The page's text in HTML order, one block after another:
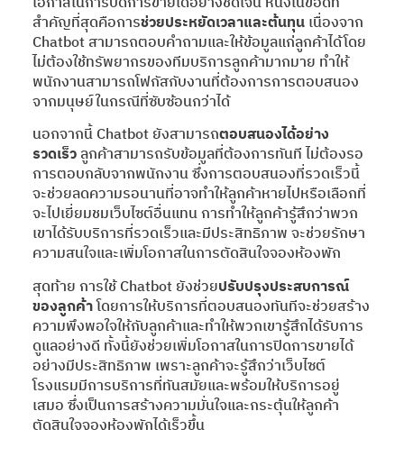
สำคัญที่สุดคือการช่วยประหยัดเวลาและต้นทุนเนื่องจาก
Chatbot สามารถตอบคำถามและให้ข้อมูลแก่ลูกค้าได้โดย
ไม่ต้องใช้ทรัพยากรของทีมบริการลูกค้ามากมาย ทำให้
พนักงานสามารถโฟกัสกับงานที่ต้องการการตอบสนอง
จากมนุษย์ในกรณีที่ซับซ้อนกว่าได้
นอกจากนี้ Chatbot ยังสามารถตอบสนองได้อย่าง
รวดเร็วลูกค้าสามารถรับข้อมูลที่ต้องการทันที ไม่ต้องรอ
การตอบกลับจากพนักงาน ซึ่งการตอบสนองที่รวดเร็วนี้
จะช่วยลดความรอนานที่อาจทำให้ลูกค้าหายไปหรือเลือกที่
จะไปเยี่ยมชมเว็บไซต์อื่นแทน การทำให้ลูกค้ารู้สึกว่าพวก
เขาได้รับบริการที่รวดเร็วและมีประสิทธิภาพ จะช่วยรักษา
ความสนใจและเพิ่มโอกาสในการตัดสินใจจองห้องพัก
สุดท้าย การใช้ Chatbot ยังช่วยปรับปรุงประสบการณ์
ของลูกค้าโดยการให้บริการที่ตอบสนองทันทีจะช่วยสร้าง
ความพึงพอใจให้กับลูกค้าและทำให้พวกเขารู้สึกได้รับการ
ดูแลอย่างดี ทั้งนี้ยังช่วยเพิ่มโอกาสในการปิดการขายได้
อย่างมีประสิทธิภาพ เพราะลูกค้าจะรู้สึกว่าเว็บไซต์
โรงแรมมีการบริการที่ทันสมัยและพร้อมให้บริการอยู่
เสมอ ซึ่งเป็นการสร้างความมั่นใจและกระตุ้นให้ลูกค้า
ตัดสินใจจองห้องพักได้เร็วขึ้น